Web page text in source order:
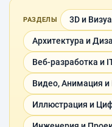
РАЗДЕЛЫ 3D и
Архитектура и
Веб-разработка и
Видео, Анимация
Иллюстрация и